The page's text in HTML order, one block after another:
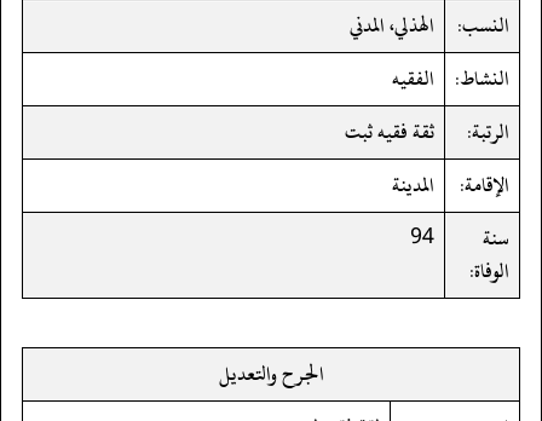
النسب:
الهذلي، المدني
النشاط: الفقيه
الرتبة:
ثقة فقيه ثبت
الإقامة:
المدينة
سنة
الوفاة:
94
الجرح والتعديل